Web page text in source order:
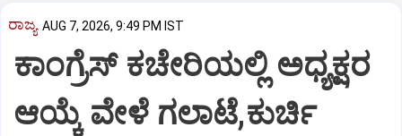
ರಾಜ್ಯ AUG 7, 2026, 9:49 PM IST
ಕಾಂಗ್ರೆಸ್ ಕಚೇರಿಯಲ್ಲಿ ಅಧ್ಯಕ್ಷರ
ಆಯ್ಕೆ ವೇಳೆ ಗಲಾಟೆ,ಕುರ್ಚಿ